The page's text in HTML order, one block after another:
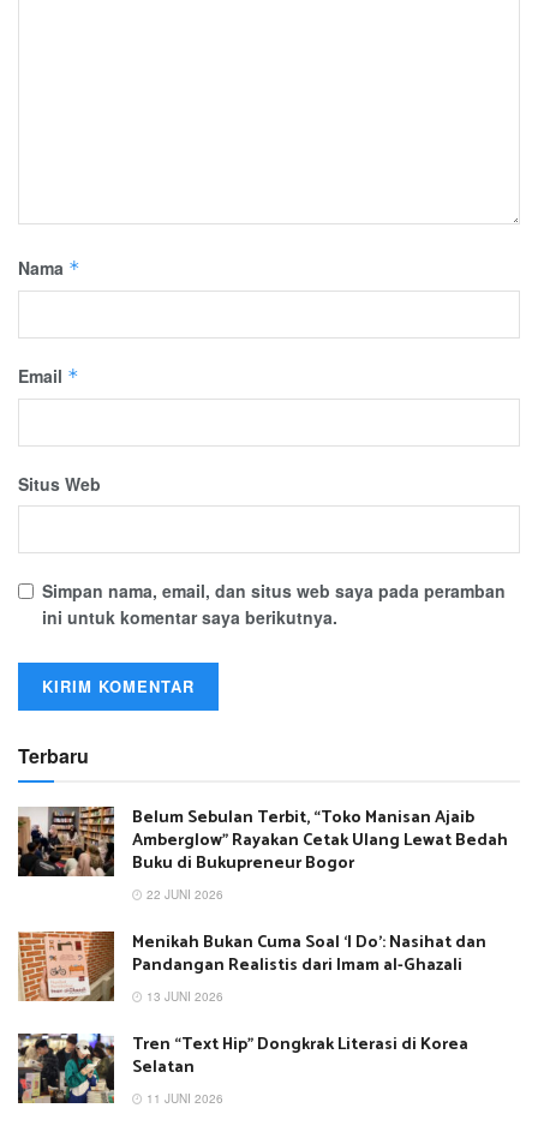
Nama *
Email *
Situs Web
Simpan nama, email, dan situs web saya pada peramban
ini untuk komentar saya berikutnya.
Terbaru
Belum Sebulan Terbit, “Toko Manisan Ajaib
Amberglow” Rayakan Cetak Ulang Lewat Bedah
Buku di Bukupreneur Bogor
22 JUNI 2026
Menikah Bukan Cuma Soal ‘I Do’: Nasihat dan
Pandangan Realistis dari Imam al-Ghazali
13 JUNI 2026
Tren “Text Hip” Dongkrak Literasi di Korea
Selatan
11 JUNI 2026